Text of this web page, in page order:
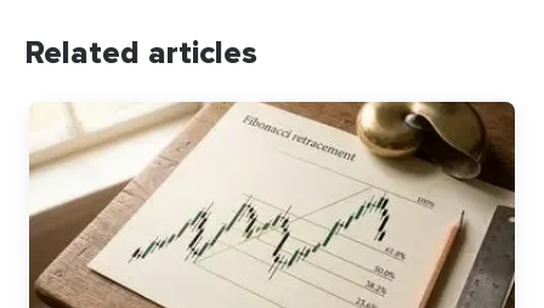
Related articles